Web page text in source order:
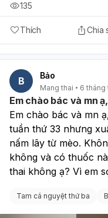
Thích Chia
135
B Bảo
Mang thai 6 tháng
Em chào bác và mn
Em chào bác và mn
tuần thứ 33 nhưng
nấm lây từ mèo.
không và có thuốc
thai không ạ? Vì em
Tam cá nguyệt thứ ba